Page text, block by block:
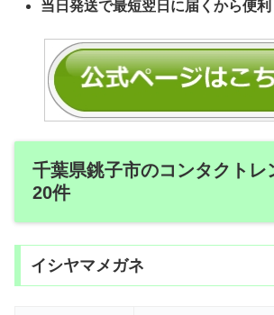
当日発送で最短翌日に届くから便利
千葉県銚子市のコンタクトレ
20件
イシヤマメガネ